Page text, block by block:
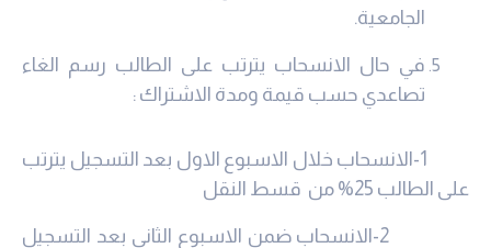
الجامعية.
في حال الانسحاب يترتب على الطالب رسم الغاء
تصاعدي حسب قيمة ومدة الاشتراك :
1-الانسحاب خلال الاسبوع الاول بعد التسجيل يترتب
على الطالب 25% من قسط النقل
2-الانسحاب ضمن الاسبوع الثاني بعد التسجيل